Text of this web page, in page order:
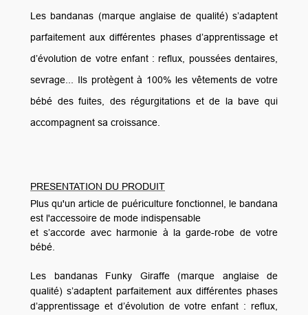
Les bandanas (marque anglaise de qualité) s’adaptent
parfaitement aux différentes phases d’apprentissage et
d’évolution de votre enfant : reflux, poussées dentaires,
sevrage... Ils protègent à 100% les vêtements de votre
bébé des fuites, des régurgitations et de la bave qui
accompagnent sa croissance.
PRESENTATION DU PRODUIT
Plus qu'un article de puériculture fonctionnel, le bandana
est l'accessoire de mode indispensable
et s’accorde avec harmonie à la garde-robe de votre
bébé.
Les bandanas Funky Giraffe (marque anglaise de
qualité) s’adaptent parfaitement aux différentes phases
d’apprentissage et d’évolution de votre enfant : reflux,